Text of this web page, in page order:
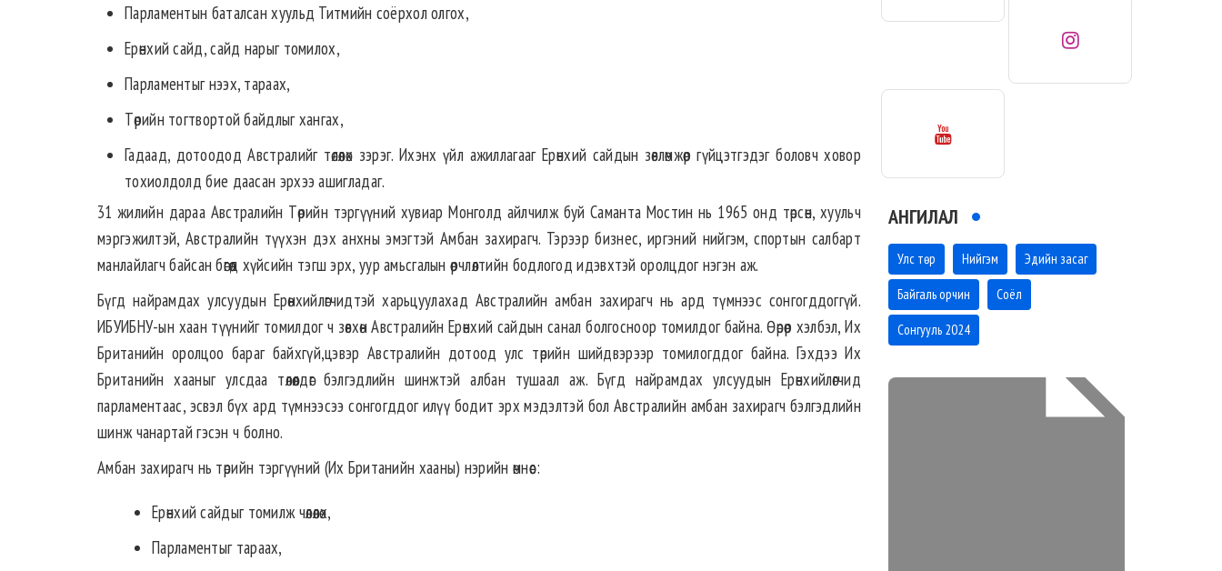
Парламентын баталсан хуульд Титмийн соёрхол олгох,
Ерөнхий сайд, сайд нарыг томилох,
Парламентыг нээх, тараах,
Төрийн тогтвортой байдлыг хангах,
Гадаад, дотоодод Австралийг төлөөлөх зэрэг. Ихэнх үйл ажиллагааг Ерөнхий сайдын зөвлөмжөөр гүйцэтгэдэг боловч ховор
тохиолдолд бие даасан эрхээ ашигладаг.
31 жилийн дараа Австралийн Төрийн тэргүүний хувиар Монголд айлчилж буй Саманта Мостин нь 1965 онд төрсөн, хуульч
мэргэжилтэй, Австралийн түүхэн дэх анхны эмэгтэй Амбан захирагч. Тэрээр бизнес, иргэний нийгэм, спортын салбарт
манлайлагч байсан бөгөөд хүйсийн тэгш эрх, уур амьсгалын өөрчлөлтийн бодлогод идэвхтэй оролцдог нэгэн аж.
Бүгд найрамдах улсуудын Ерөнхийлөгчидтэй харьцуулахад Австралийн амбан захирагч нь ард түмнээс сонгогддоггүй.
ИБУИБНУ-ын хаан түүнийг томилдог ч зөвхөн Австралийн Ерөнхий сайдын санал болгосноор томилдог байна. Өөрөөр хэлбэл, Их
Британийн оролцоо бараг байхгүй,цэвэр Австралийн дотоод улс төрийн шийдвэрээр томилогддог байна. Гэхдээ Их
Британийн хааныг улсдаа төлөөлдөг бэлгэдлийн шинжтэй албан тушаал аж. Бүгд найрамдах улсуудын Ерөнхийлөгчид
парламентаас, эсвэл бүх ард түмнээсээ сонгогддог илүү бодит эрх мэдэлтэй бол Австралийн амбан захирагч бэлгэдлийн
шинж чанартай гэсэн ч болно.
Амбан захирагч нь төрийн тэргүүний (Их Британийн хааны) нэрийн өмнөөс:
Ерөнхий сайдыг томилж чөлөөлөх,
Парламентыг тараах,
АНГИЛАЛ
Улс төр Нийгэм Эдийн засаг
Байгаль орчин Соёл
Сонгууль 2024